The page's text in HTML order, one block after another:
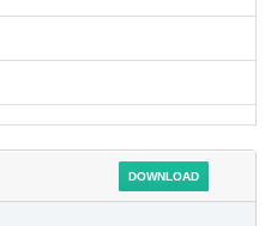
DOWNLOAD